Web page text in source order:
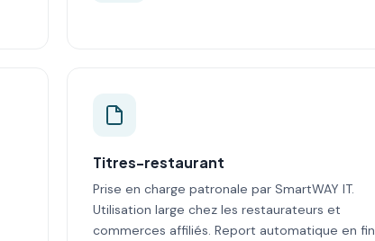
Titres-restaurant
Prise en charge patronale par SmartWAY IT.
Utilisation large chez les restaurateurs et
commerces affiliés. Report automatique en fin